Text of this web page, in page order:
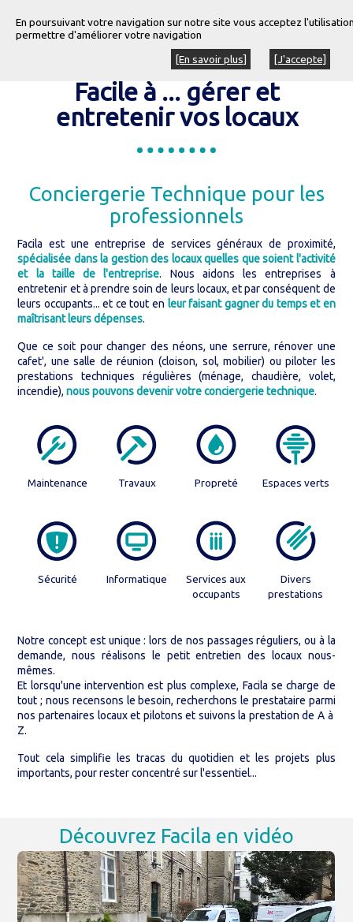
Facile à ... gérer et
entretenir vos locaux
Conciergerie Technique pour les
professionnels
Facila est une entreprise de services généraux de proximité,
spécialisée dans la gestion des locaux quelles que soient l'activité
et la taille de l'entreprise. Nous aidons les entreprises à
entretenir et à prendre soin de leurs locaux, et par conséquent de
leurs occupants... et ce tout en leur faisant gagner du temps et en
maîtrisant leurs dépenses.
Que ce soit pour changer des néons, une serrure, rénover une
cafet', une salle de réunion (cloison, sol, mobilier) ou piloter les
prestations techniques régulières (ménage, chaudière, volet,
incendie),nous pouvons devenir votre conciergerie technique.
Maintenance Travaux Propreté Espaces verts
Sécurité Informatique
Services aux
occupants
Divers
prestations
Notre concept est unique : lors de nos passages réguliers, ou à la
demande, nous réalisons le petit entretien des locaux nous-
mêmes.
Et lorsqu'une intervention est plus complexe, Facila se charge de
tout ; nous recensons le besoin, recherchons le prestataire parmi
nos partenaires locaux et pilotons et suivons la prestation de A à
Z.
Tout cela simplifie les tracas du quotidien et les projets plus
importants, pour rester concentré sur l'essentiel...
Découvrez Facila en vidéo
En poursuivant votre navigation sur notre site vous acceptez
permettre d'améliorer votre navigation
[En savoir plus]
[J'accepte]